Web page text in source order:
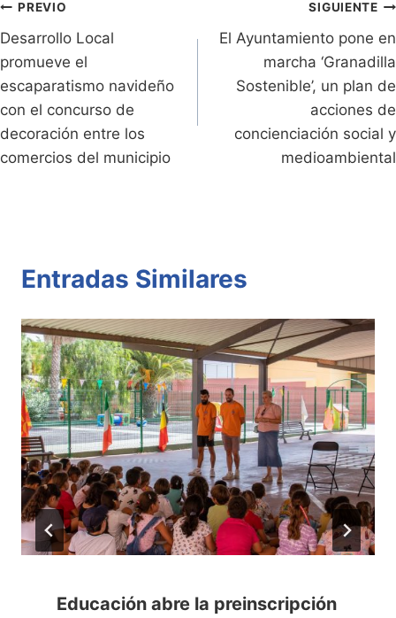
dl
y
k
o
Navegación
de
entradas
PREVIO
Desarrollo Local
promueve el
escaparatismo navideño
con el concurso de
decoración entre los
comercios del municipio
SIGUIENTE
El Ayuntamiento pone en
marcha ‘Granadilla
Sostenible’, un plan de
acciones de
concienciación social y
medioambiental
Entradas Similares
Educación abre la preinscripción